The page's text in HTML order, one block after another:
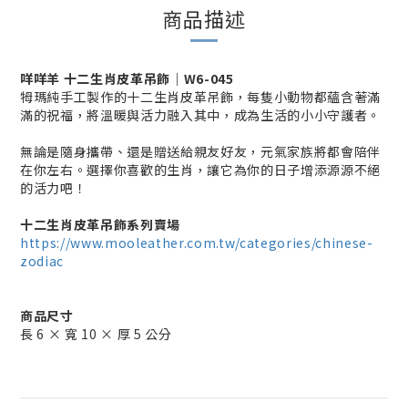
商品描述
咩咩羊 十二生肖皮革吊飾｜W6-045
牳瑪純手工製作的十二生肖皮革吊飾，每隻小動物都蘊含著滿
滿的祝福，將溫暖與活力融入其中，成為生活的小小守護者。
無論是隨身攜帶、還是贈送給親友好友，元氣家族將都會陪伴
在你左右。選擇你喜歡的生肖，讓它為你的日子增添源源不絕
的活力吧！
十二生肖皮革吊飾系列賣場
https://www.mooleather.com.tw/categories/chinese-
zodiac
商品尺寸
長 6 × 寬 10 × 厚 5 公分